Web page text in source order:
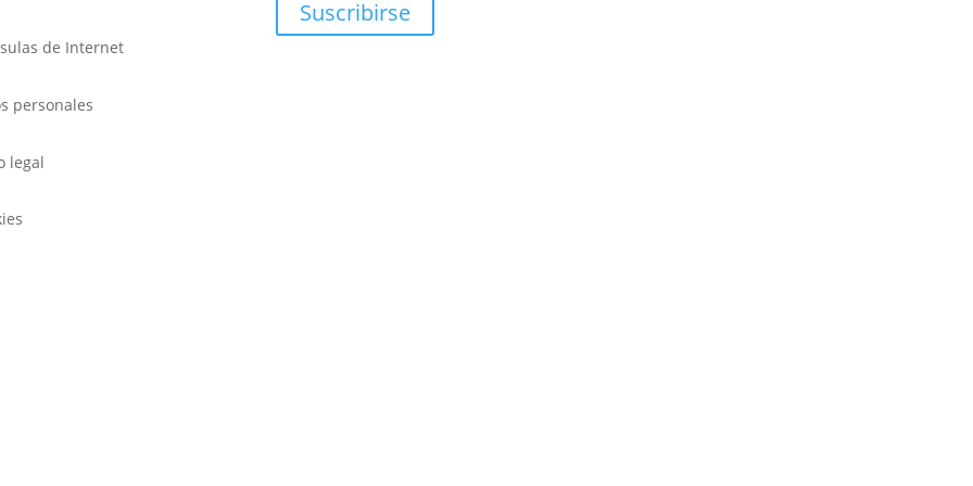
de Internet
personales
legal
Suscribirse